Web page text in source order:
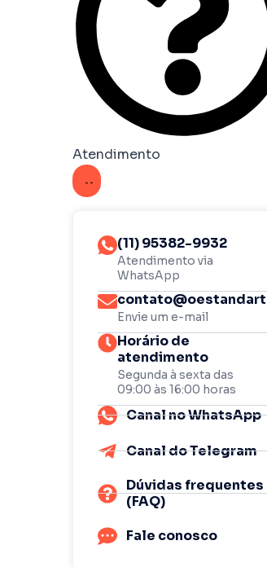
Atendimento
(11) 95382-9932
Atendimento via
WhatsApp
Envie um e-mail
Horário de
atendimento
Segunda à sexta das
09:00 às 16:00 horas
Canal no WhatsApp
Canal do Telegram
Dúvidas frequentes
(FAQ)
Fale conosco